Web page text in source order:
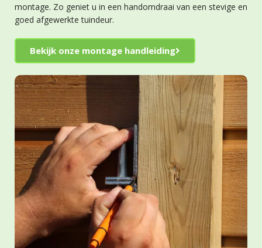
montage. Zo geniet u in een handomdraai van een stevige en
goed afgewerkte tuindeur.
Bekijk onze montage handleiding